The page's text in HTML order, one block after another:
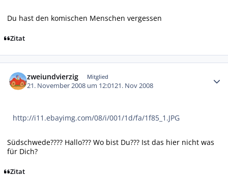
Du hast den komischen Menschen vergessen
Zitat
zweiundvierzig Mitglied
21. November 2008 um 12:0121. Nov 2008
http://i11.ebayimg.com/08/i/001/1d/fa/1f85_1.JPG
Südschwede???? Hallo??? Wo bist Du??? Ist das hier nicht was
für Dich?
Zitat